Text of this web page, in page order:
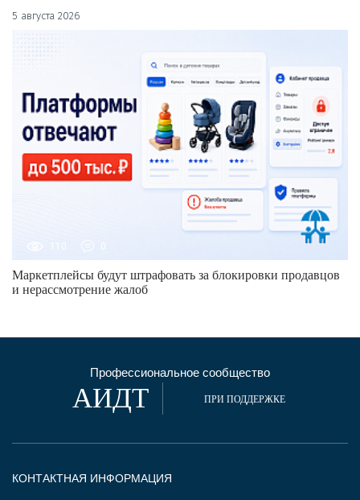
5 августа 2026
Маркетплейсы будут штрафовать за блокировки продавцов
и нерассмотрение жалоб
Профессиональное сообщество
АИДТ ПРИ ПОДДЕРЖКЕ
КОНТАКТНАЯ ИНФОРМАЦИЯ